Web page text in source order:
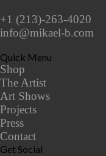
+1 (213)-263-4020
info@mikael-b.com
Quick Menu
Shop
The Artist
Art Shows
Projects
Press
Contact
Get Social